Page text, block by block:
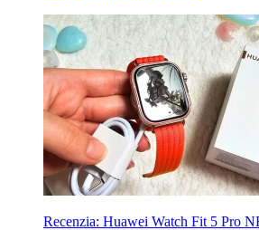
Recenzia: Huawei Watch Fit 5 Pro